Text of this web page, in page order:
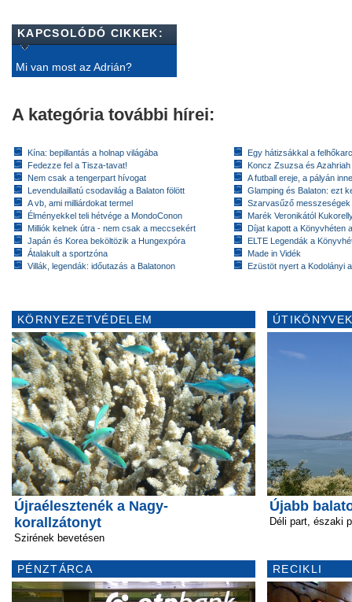
KAPCSOLÓDÓ CIKKEK:
Mi van most az Adrián?
A kategória további hírei:
Kína: bepillantás a holnap világába
Fedezze fel a Tisza-tavat!
Nem csak a tengerpart hívogat
Levendulaillatú csodavilág a Balaton fölött
A vb, ami milliárdokat termel
Élményekkel teli hétvége a MondoConon
Milliók kelnek útra - nem csak a meccsekért
Japán és Korea beköltözik a Hungexpóra
Átalakult a sportzóna
Villák, legendák: időutazás a Balatonon
Egy hátizsákkal a
Koncz Zsuzsa és
A futball ereje, a pályán
Glamping és Balaton: ezt
Szarvasűző messzeségek
Marék Veronikától
Díjat kapott a Könyvhéten
ELTE Legendák a
Made in Vidék
Ezüstöt nyert a Kodolányi
KÖRNYEZETVÉDELEM
Újraélesztenék a Nagy-
korallzátonyt
Szirének bevetésen
PÉNZTÁRCA
Újabb
Déli part, északi
RECIKLI